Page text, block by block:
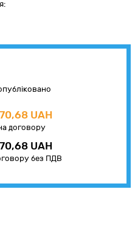
UAH
договору
UAH
без ПДВ